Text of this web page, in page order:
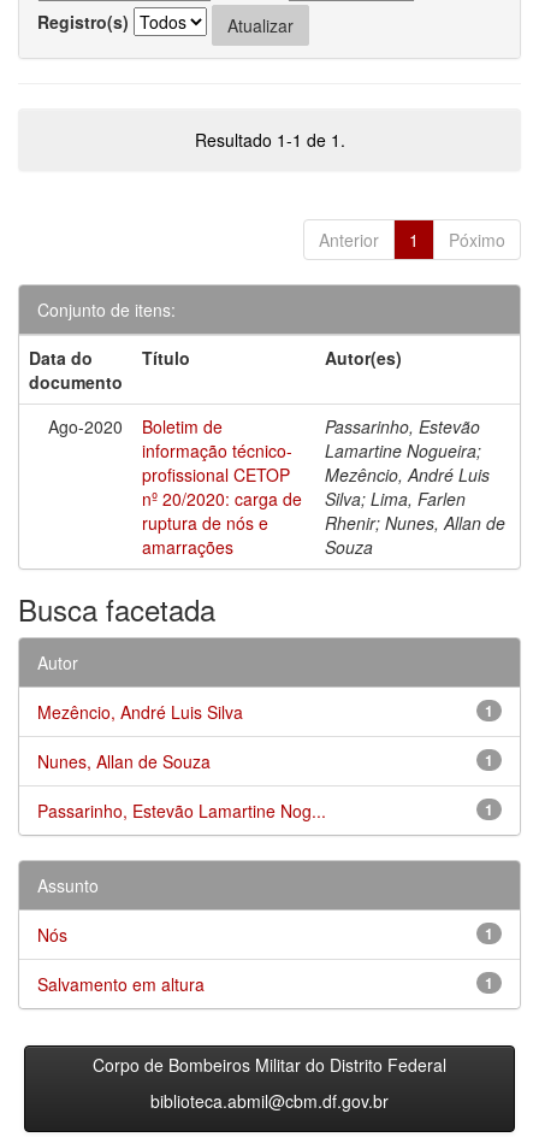
Registro(s)
Resultado 1-1 de 1.
Anterior 1 Póximo
Conjunto de itens:
Data do
documento
Título Autor(es)
Ago-2020
Boletim de
informação técnico-
profissional CETOP
nº 20/2020: carga de
ruptura de nós e
amarrações
Passarinho, Estevão
Lamartine Nogueira;
Mezêncio, André Luis
Silva; Lima, Farlen
Rhenir; Nunes, Allan de
Souza
Busca facetada
Autor
1
Mezêncio, André Luis Silva
1
Nunes, Allan de Souza
1
Passarinho, Estevão Lamartine Nog...
Assunto
1
Nós
1
Salvamento em altura
Corpo de Bombeiros Militar do Distrito Federal
biblioteca.abmil@cbm.df.gov.br